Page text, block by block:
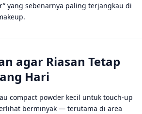
yang sebenarnya paling terjangkau di
agar Riasan Tetap
Hari
compact powder kecil untuk touch-up
berminyak — terutama di area